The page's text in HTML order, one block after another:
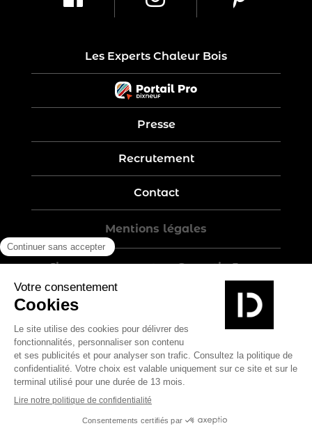
Les Experts Chaleur Bois
Presse
Recrutement
Contact
Mentions légales
Five-year warranty – Garantie 5 ans
Politique de confidentialité
Conditions générales de vente
Plan du site